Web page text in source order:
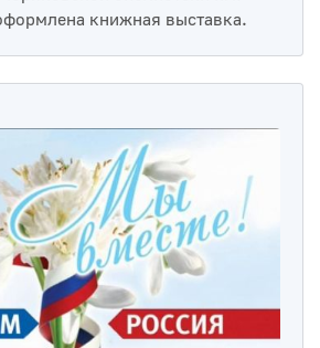
книжная выставка.